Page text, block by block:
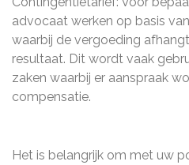
advocaat werken op basis
waarbij de vergoeding
resultaat. Dit wordt vaak
zaken waarbij er aanspraak
compensatie.
Het is belangrijk om met uw